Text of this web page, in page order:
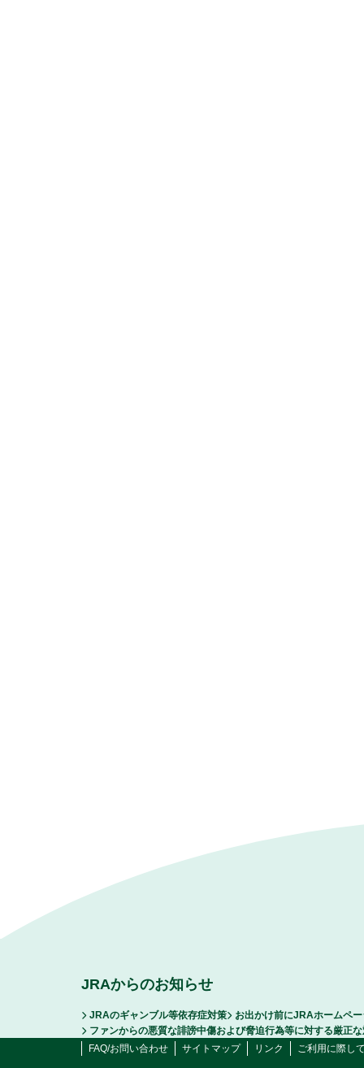
JRAからのお知らせ
JRAのギャンブル等依存症対策
お出かけ前にJRAホームペ
ファンからの悪質な誹謗中傷および脅迫行為等に対する厳正
FAQ/お問い合わせ
サイトマップ リンク ご利用に際し